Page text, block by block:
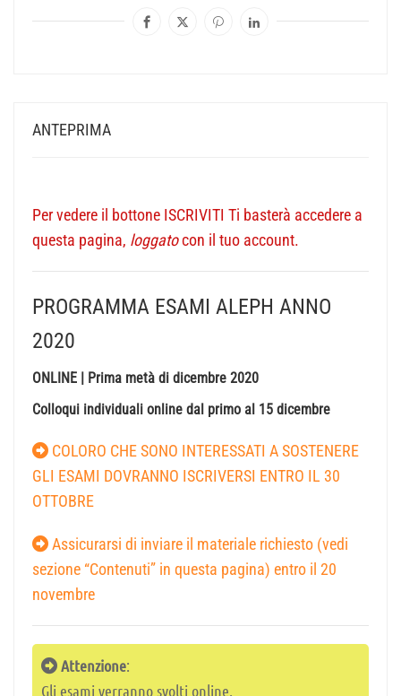
ANTEPRIMA
Per vedere il bottone ISCRIVITI Ti basterà accedere a
questa pagina, loggatocon il tuo account.
PROGRAMMA ESAMI ALEPH ANNO
2020
ONLINE | Prima metà di dicembre 2020
Colloqui individuali online dal primo al 15 dicembre
COLORO CHE SONO INTERESSATI A SOSTENERE
GLI ESAMI DOVRANNO ISCRIVERSI ENTRO IL 30
OTTOBRE
Assicurarsi di inviare il materiale richiesto (vedi
sezione “Contenuti” in questa pagina) entro il 20
novembre
Attenzione:
Gli esami verranno svolti online.